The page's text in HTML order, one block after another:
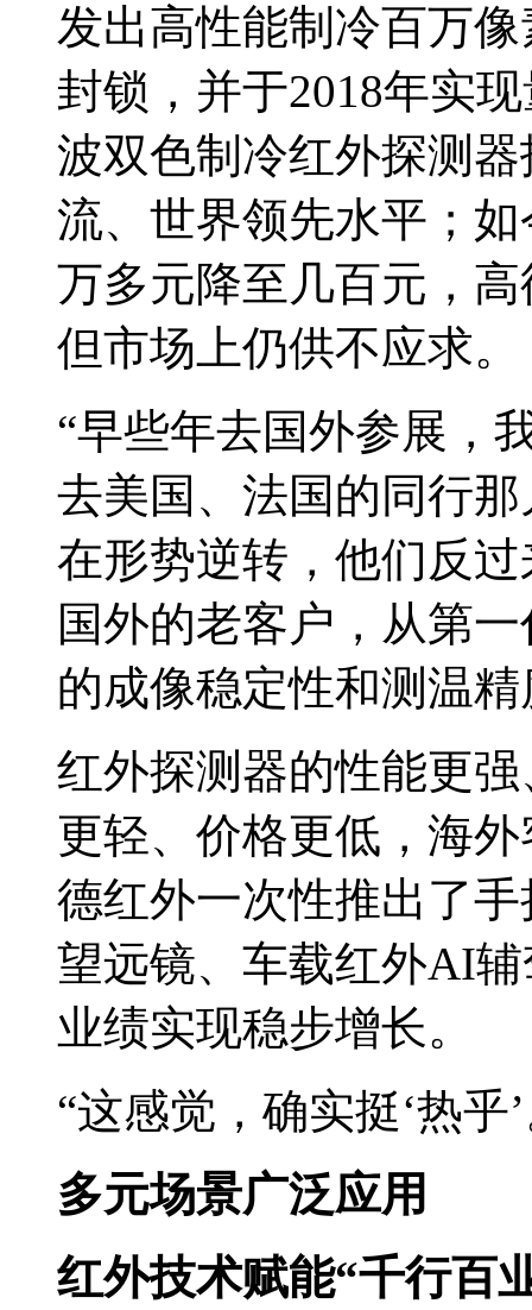
发出高性能制冷百万
封锁，并于2018年实
波双色制冷红外探测
流、世界领先水平；
万多元降至几百元，
但市场上仍供不应求。
“早些年去国外参展，
去美国、法国的同行那
在形势逆转，他们反
国外的老客户，从第
的成像稳定性和测温
红外探测器的性能更
更轻、价格更低，海
德红外一次性推出了
望远镜、车载红外AI
业绩实现稳步增长。
“这感觉，确实挺‘热乎
多元场景广泛应用
红外技术赋能“千行百